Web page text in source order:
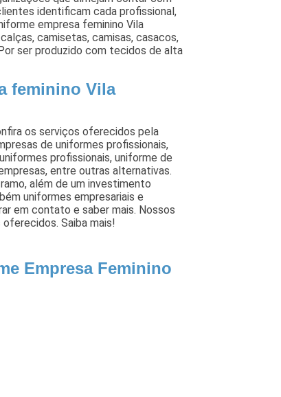
identificam cada profissional,
empresa feminino Vila
camisetas, camisas, casacos,
ser produzido com tecidos de alta
feminino Vila
os serviços oferecidos pela
de uniformes profissionais,
profissionais, uniforme de
entre outras alternativas.
além de um investimento
uniformes empresariais e
em contato e saber mais. Nossos
Saiba mais!
Empresa Feminino